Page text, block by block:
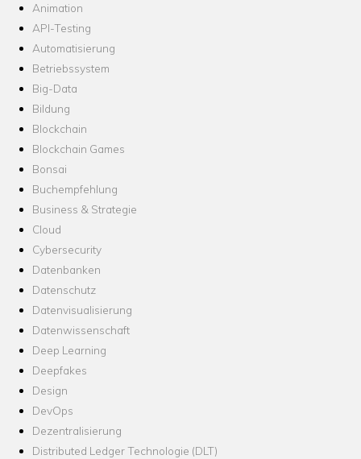
Animation
API-Testing
Automatisierung
Betriebssystem
Big-Data
Bildung
Blockchain
Blockchain Games
Bonsai
Buchempfehlung
Business & Strategie
Cloud
Cybersecurity
Datenbanken
Datenschutz
Datenvisualisierung
Datenwissenschaft
Deep Learning
Deepfakes
Design
DevOps
Dezentralisierung
Distributed Ledger Technologie (DLT)